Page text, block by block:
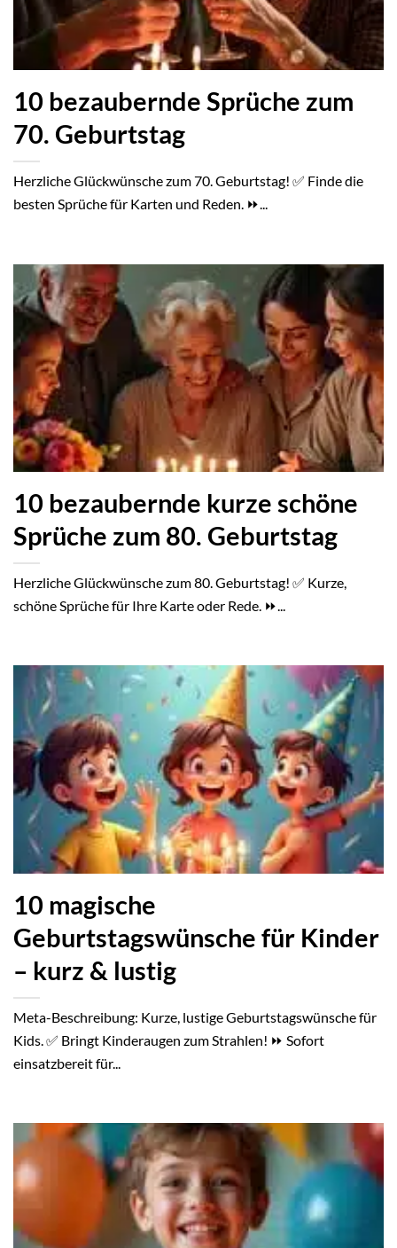
10 bezaubernde Sprüche zum
70. Geburtstag
Herzliche Glückwünsche zum 70. Geburtstag! ✅ Finde die
besten Sprüche für Karten und Reden. ⏩...
10 bezaubernde kurze schöne
Sprüche zum 80. Geburtstag
Herzliche Glückwünsche zum 80. Geburtstag! ✅ Kurze,
schöne Sprüche für Ihre Karte oder Rede. ⏩...
10 magische
Geburtstagswünsche für Kinder
– kurz & lustig
Meta-Beschreibung: Kurze, lustige Geburtstagswünsche für
Kids. ✅ Bringt Kinderaugen zum Strahlen! ⏩ Sofort
einsatzbereit für...